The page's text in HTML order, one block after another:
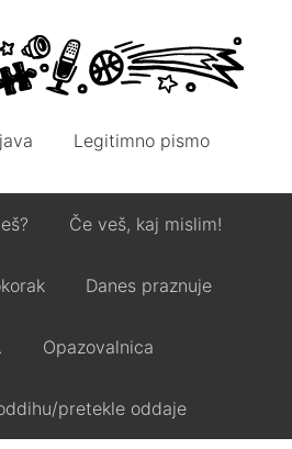
Legitimno pismo
Če veš, kaj mislim!
Danes praznuje
Opazovalnica
pretekle oddaje